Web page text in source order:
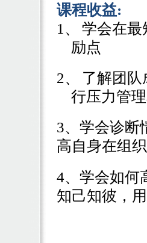
课程收益:
1、
学会在最
励点
2、
了解团
行压力管
3、学会诊断
高自身在组
4、学会如何
知己知彼，